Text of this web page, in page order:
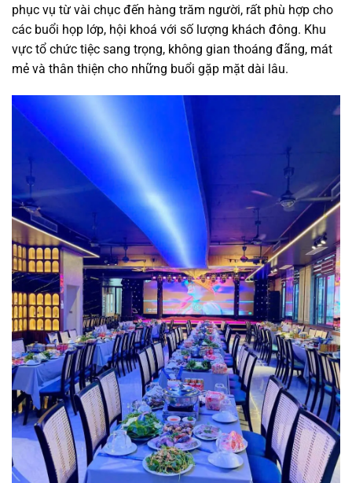
phục vụ từ vài chục đến hàng trăm người, rất phù hợp cho
các buổi họp lớp, hội khoá với số lượng khách đông. Khu
vực tổ chức tiệc sang trọng, không gian thoáng đãng, mát
mẻ và thân thiện cho những buổi gặp mặt dài lâu.